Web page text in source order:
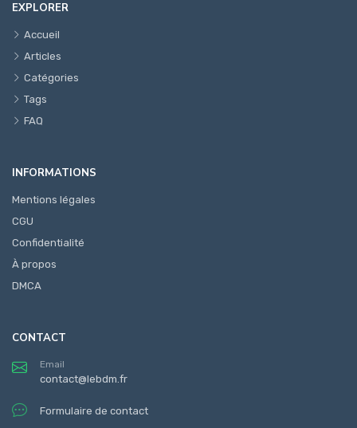
EXPLORER
Accueil
Articles
Catégories
Tags
FAQ
INFORMATIONS
Mentions légales
CGU
Confidentialité
À propos
DMCA
CONTACT
Email
contact@lebdm.fr
Formulaire de contact